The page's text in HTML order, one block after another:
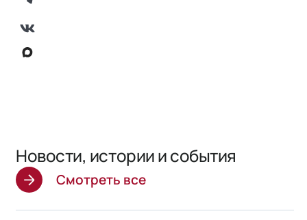
Новости, истории и события
Смотреть все